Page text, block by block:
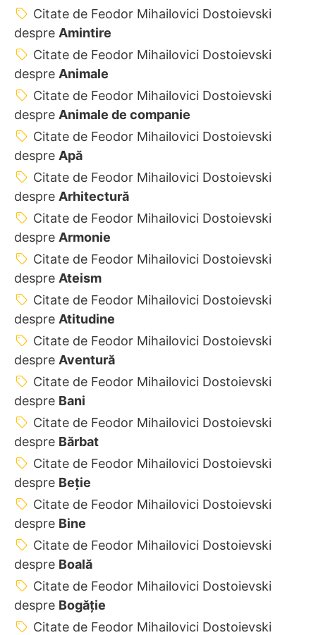
Citate de Feodor Mihailovici Dostoievski
despre Amintire
Citate de Feodor Mihailovici Dostoievski
despre Animale
Citate de Feodor Mihailovici Dostoievski
despre Animale de companie
Citate de Feodor Mihailovici Dostoievski
despre Apă
Citate de Feodor Mihailovici Dostoievski
despre Arhitectură
Citate de Feodor Mihailovici Dostoievski
despre Armonie
Citate de Feodor Mihailovici Dostoievski
despre Ateism
Citate de Feodor Mihailovici Dostoievski
despre Atitudine
Citate de Feodor Mihailovici Dostoievski
despre Aventură
Citate de Feodor Mihailovici Dostoievski
despre Bani
Citate de Feodor Mihailovici Dostoievski
despre Bărbat
Citate de Feodor Mihailovici Dostoievski
despre Beție
Citate de Feodor Mihailovici Dostoievski
despre Bine
Citate de Feodor Mihailovici Dostoievski
despre Boală
Citate de Feodor Mihailovici Dostoievski
despre Bogăție
Citate de Feodor Mihailovici Dostoievski